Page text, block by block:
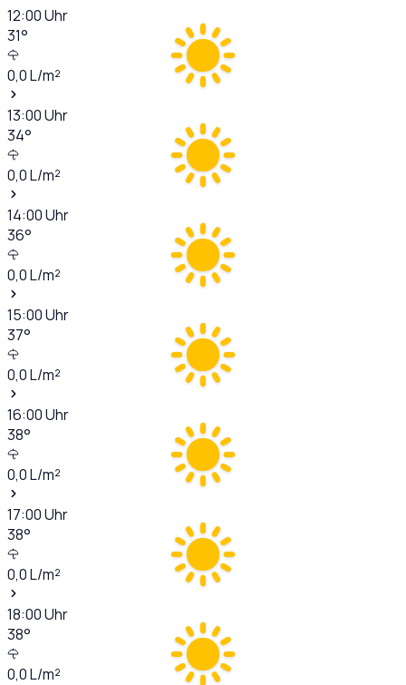
12:00Uhr
31°
0,0L/m²
13:00Uhr
34°
0,0L/m²
14:00Uhr
36°
0,0L/m²
15:00Uhr
37°
0,0L/m²
16:00Uhr
38°
0,0L/m²
17:00Uhr
38°
0,0L/m²
18:00Uhr
38°
0,0L/m²